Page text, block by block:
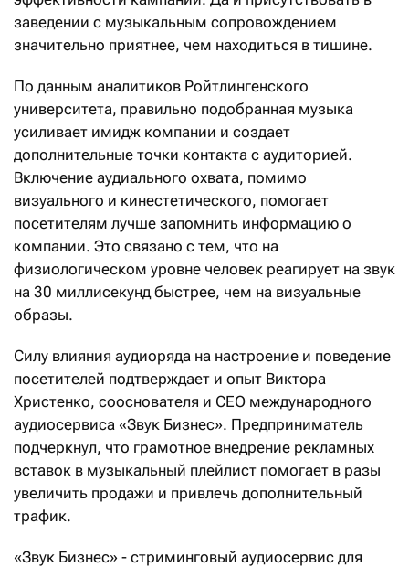
заведении с музыкальным сопровождением
значительно приятнее, чем находиться в тишине.
По данным аналитиков Ройтлингенского
университета, правильно подобранная музыка
усиливает имидж компании и создает
дополнительные точки контакта с аудиторией.
Включение аудиального охвата, помимо
визуального и кинестетического, помогает
посетителям лучше запомнить информацию о
компании. Это связано с тем, что на
физиологическом уровне человек реагирует на звук
на 30 миллисекунд быстрее, чем на визуальные
образы.
Силу влияния аудиоряда на настроение и поведение
посетителей подтверждает и опыт Виктора
Христенко, сооснователя и СЕО международного
аудиосервиса «Звук Бизнес». Предприниматель
подчеркнул, что грамотное внедрение рекламных
вставок в музыкальный плейлист помогает в разы
увеличить продажи и привлечь дополнительный
трафик.
«Звук Бизнес» - стриминговый аудиосервис для